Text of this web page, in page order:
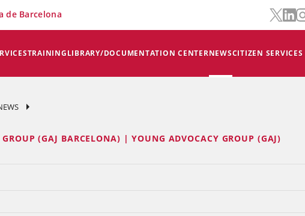
TRAININGLIBRARY/DOCUMENTATION CENTERNEWSCITIZEN SERVICES
de Barcelona
(GAJ BARCELONA) | YOUNG ADVOCACY GROUP (GAJ)